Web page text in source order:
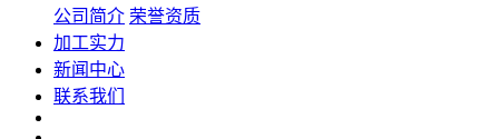
公司简介 荣誉资质
加工实力
新闻中心
联系我们